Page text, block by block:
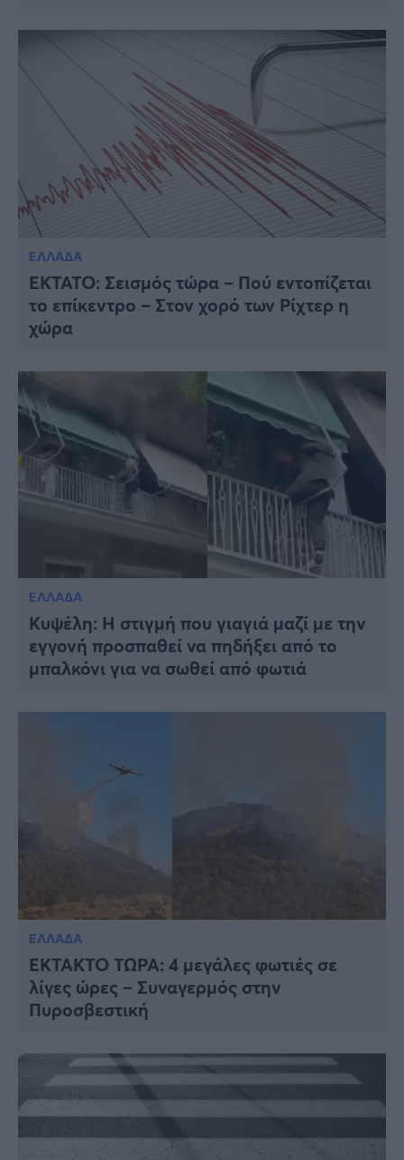
ΕΛΛΑΔΑ
ΈΚΤΑΤΟ: Σεισμός τώρα – Πού εντοπίζεται
το επίκεντρο – Στον χορό των Ρίχτερ η
χώρα
ΕΛΛΑΔΑ
Κυψέλη: Η στιγμή που γιαγιά μαζί με την
εγγονή προσπαθεί να πηδήξει από το
μπαλκόνι για να σωθεί από φωτιά
ΕΛΛΑΔΑ
ΕΚΤΑΚΤΟ ΤΩΡΑ: 4 μεγάλες φωτιές σε
λίγες ώρες – Συναγερμός στην
Πυροσβεστική